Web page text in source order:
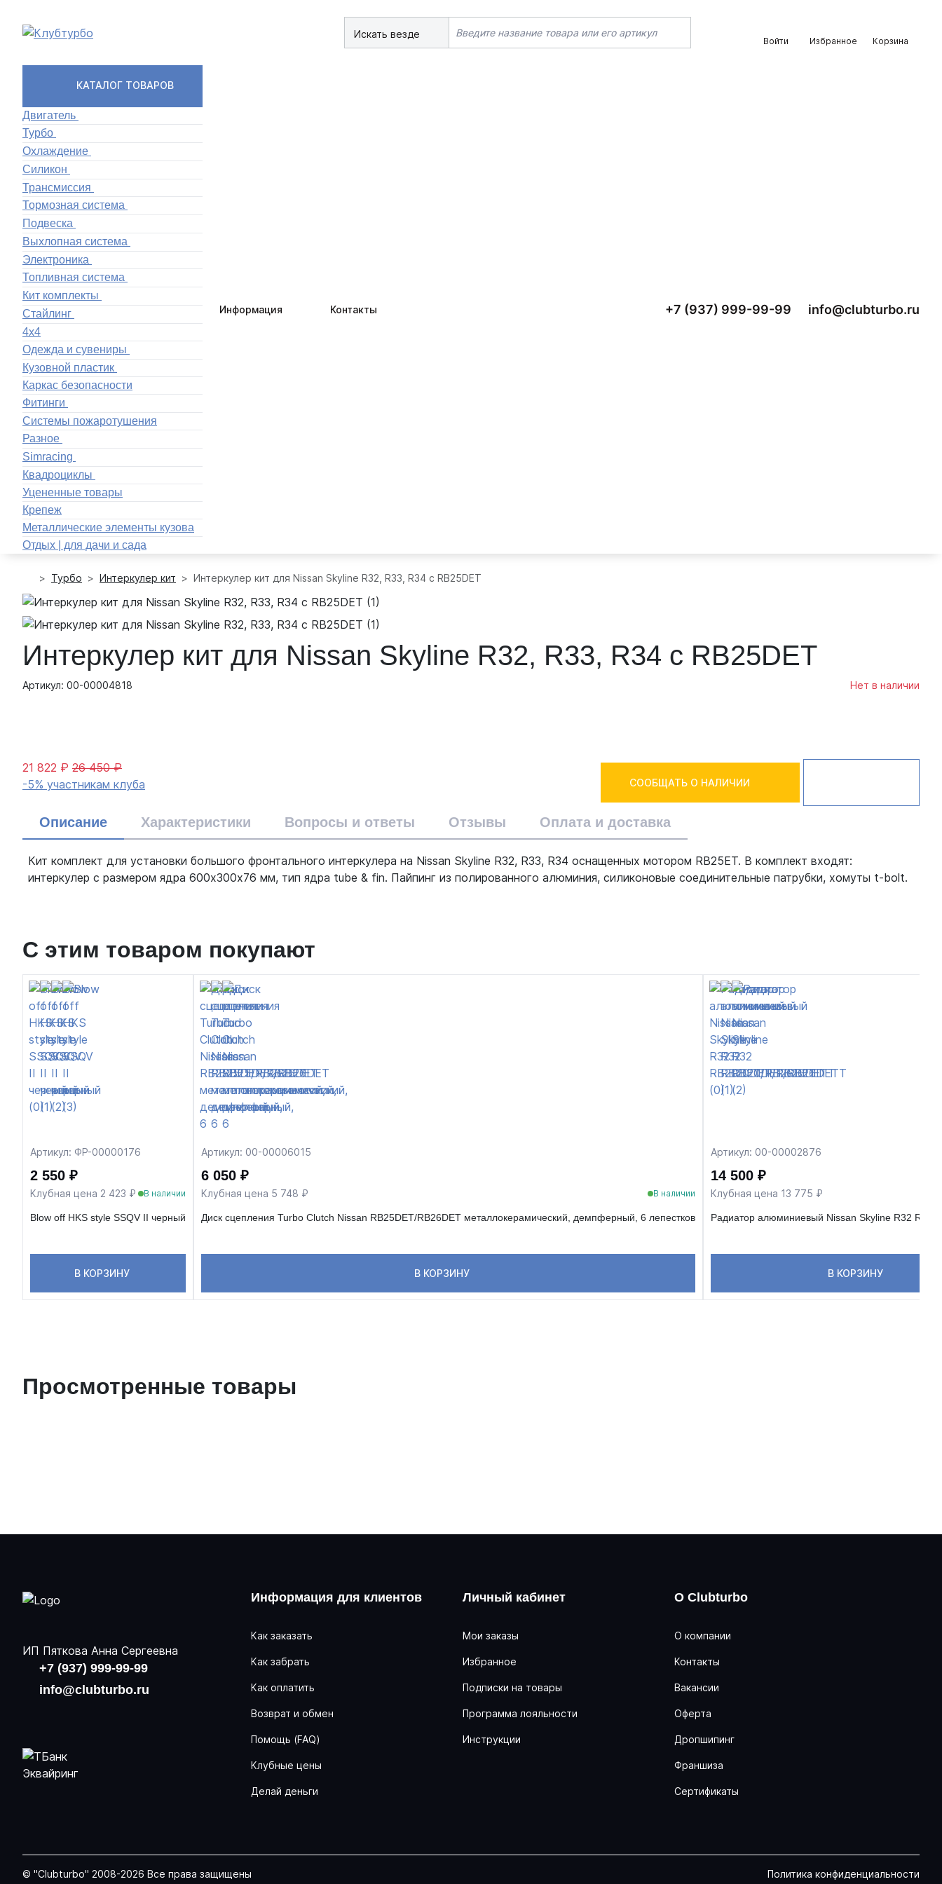
Искать везде
Войти Избранное Корзина
КАТАЛОГ ТОВАРОВ
Двигатель
Турбо
Охлаждение
Силикон
Трансмиссия
Тормозная система
Подвеска
Выхлопная система
Электроника
Топливная система
Кит комплекты
Стайлинг
4x4
Одежда и сувениры
Кузовной пластик
Каркас безопасности
Фитинги
Системы пожаротушения
Разное
Simracing
Квадроциклы
Уцененные товары
Крепеж
Металлические элементы кузова
Отдых | для дачи и сада
Информация Контакты +7 (937) 999-99-99 info@clubturbo.ru
Турбо Интеркулер кит Интеркулер кит для Nissan Skyline R32, R33, R34 с RB25DET
Интеркулер кит для Nissan Skyline R32, R33, R34 с RB25DET
Артикул: 00-00004818 Нет в наличии
21 822 ₽ 26 450 ₽
-5% участникам клуба
СООБЩАТЬ О НАЛИЧИИ
Описание Характеристики Вопросы и ответы Отзывы Оплата и доставка
Кит комплект для установки большого фронтального интеркулера на Nissan Skyline R32, R33, R34 оснащенных мотором RB25ET. В комплект входят:
интеркулер с размером ядра 600х300х76 мм, тип ядра tube & fin. Пайпинг из полированного алюминия, силиконовые соединительные патрубки, хомуты t-bolt.
С этим товаром покупают
Артикул: ФР-00000176
2 550 ₽
Клубная цена 2 423 ₽ В наличии
Blow off HKS style SSQV II черный
В КОРЗИНУ
Артикул: 00-00006015
6 050 ₽
Клубная цена 5 748 ₽ В наличии
Диск сцепления Turbo Clutch Nissan RB25DET/RB26DET металлокерамический, демпферный, 6 лепестков
В КОРЗИНУ
Артикул: 00-00002876
14 500 ₽
Клубная цена 13 775 ₽
Радиатор алюминиевый Nissan Skyline R32
В КОРЗИНУ
Просмотренные товары
ИП Пяткова Анна Сергеевна
+7 (937) 999-99-99
info@clubturbo.ru
Информация для клиентов
Как заказать
Как забрать
Как оплатить
Возврат и обмен
Помощь (FAQ)
Клубные цены
Делай деньги
Личный кабинет
Мои заказы
Избранное
Подписки на товары
Программа лояльности
Инструкции
О Clubturbo
О компании
Контакты
Вакансии
Оферта
Дропшипинг
Франшиза
Сертификаты
© "Clubturbo" 2008-2026 Все права защищены Политика конфиденциальности